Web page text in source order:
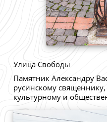
Улица Свободы
Памятник Александру
русинскому священнику,
культурному и